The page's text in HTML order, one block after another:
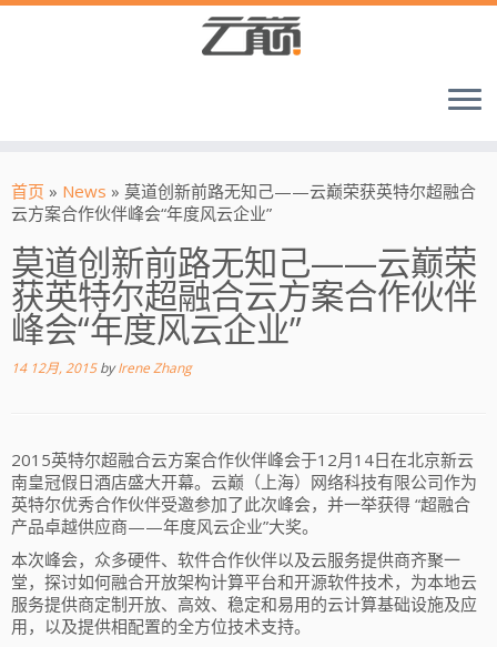
首页 » News » 莫道创新前路无知己——云巅荣获英特尔超融合
云方案合作伙伴峰会“年度风云企业”
莫道创新前路无知己——云巅荣
获英特尔超融合云方案合作伙伴
峰会“年度风云企业”
14 12月, 2015 byIrene Zhang
2015英特尔超融合云方案合作伙伴峰会于12月14日在北京新云
南皇冠假日酒店盛大开幕。云巅（上海）网络科技有限公司作为
英特尔优秀合作伙伴受邀参加了此次峰会，并一举获得 “超融合
产品卓越供应商——年度风云企业”大奖。
本次峰会，众多硬件、软件合作伙伴以及云服务提供商齐聚一
堂，探讨如何融合开放架构计算平台和开源软件技术，为本地云
服务提供商定制开放、高效、稳定和易用的云计算基础设施及应
用，以及提供相配置的全方位技术支持。